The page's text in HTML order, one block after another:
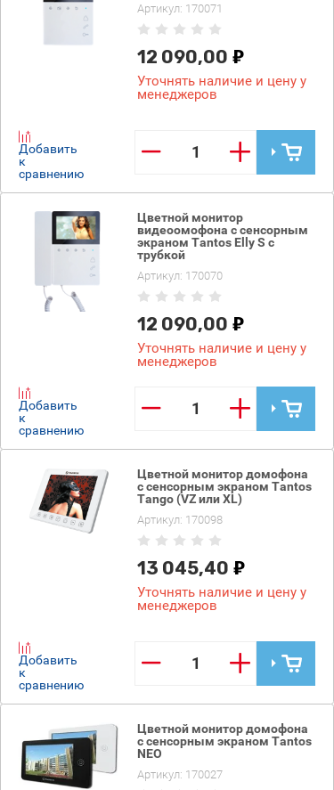
Артикул: 170071
12 090,00
Уточнять наличие и цену у
менеджеров
− +
Добавить
к
сравнению
Цветной монитор
видеоомофона с сенсорным
экраном Tantos Elly S с
трубкой
Артикул: 170070
12 090,00
Уточнять наличие и цену у
менеджеров
− +
Добавить
к
сравнению
Цветной монитор домофона
с сенсорным экраном Tantos
Tango (VZ или XL)
Артикул: 170098
13 045,40
Уточнять наличие и цену у
менеджеров
− +
Добавить
к
сравнению
Цветной монитор домофона
с сенсорным экраном Tantos
NEO
Артикул: 170027